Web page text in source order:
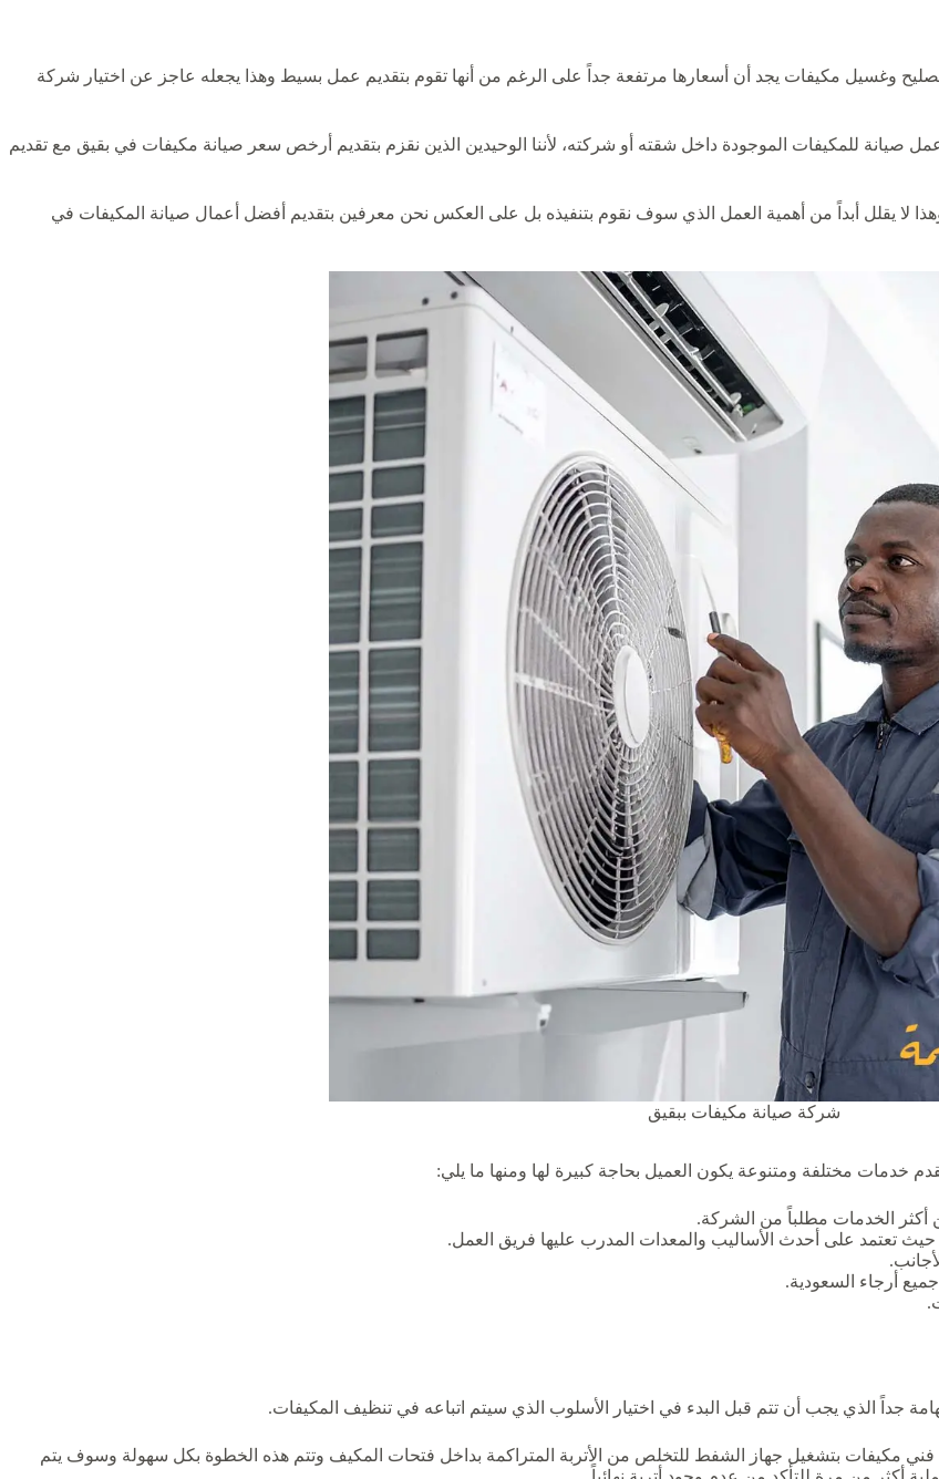
وغسيل مكيفات يجد أن أسعارها مرتفعة جداً على الرغم من أنها تقوم بتقديم عمل بسيط وهذا يجعله عاجز عن اختيار شركة
صيانة للمكيفات الموجودة داخل شقته أو شركته، لأننا الوحيدين الذين نقزم بتقديم أرخص سعر صيانة مكيفات في بقيق مع تقديم
لا يقلل أبداً من أهمية العمل الذي سوف نقوم بتنفيذه بل على العكس نحن معرفين بتقديم أفضل أعمال صيانة المكيفات في
شركة صيانة مكيفات ببقيق
خدمات مختلفة ومتنوعة يكون العميل بحاجة كبيرة لها ومنها ما يلي:
أكثر الخدمات مطلباً من الشركة.
تعتمد على أحدث الأساليب والمعدات المدرب عليها فريق العمل.
أرجاء السعودية.
جداً الذي يجب أن تتم قبل البدء في اختيار الأسلوب الذي سيتم اتباعه في تنظيف المكيفات.
فني مكيفات بتشغيل جهاز الشفط للتخلص من الأتربة المتراكمة بداخل فتحات المكيف وتتم هذه الخطوة بكل سهولة وسوف يتم